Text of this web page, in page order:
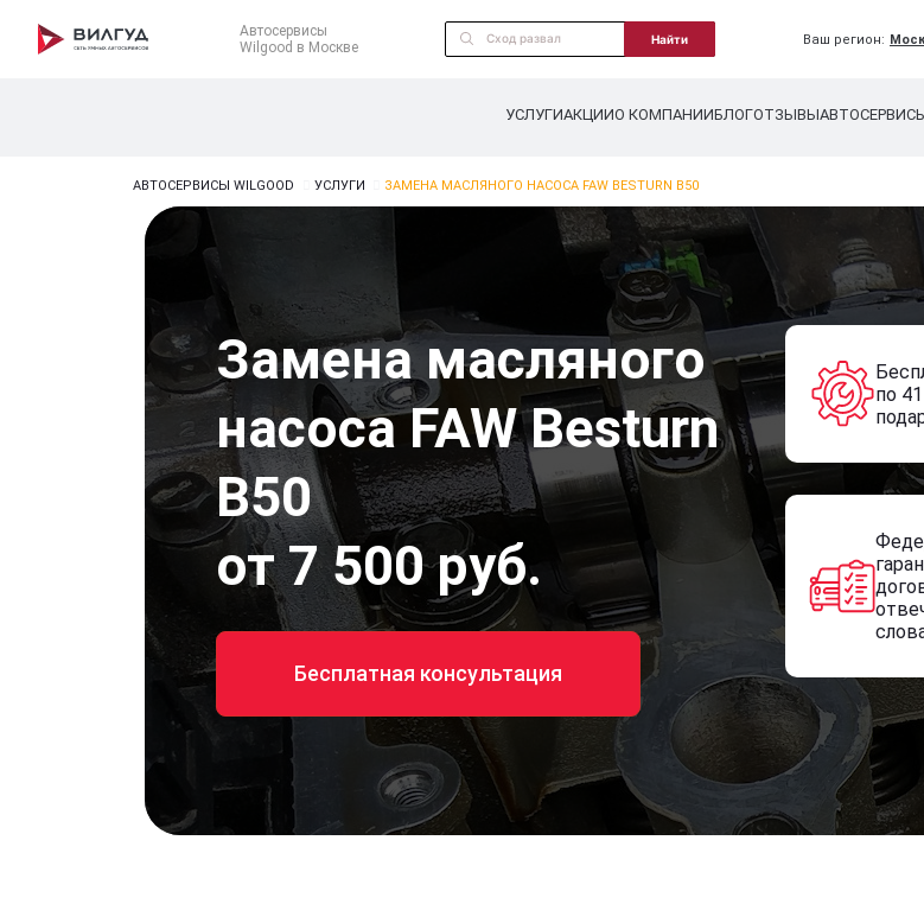
Автосервисы
Wilgood в Москве
Найти Ваш регион:
УСЛУГИАКЦИИО КОМПАНИИБЛОГОТЗЫВЫ
АВТОСЕРВИСЫ WILGOOD УСЛУГИ ЗАМЕНА МАСЛЯНОГО НАСОСА FAW BESTURN B50
Замена масляного
насоса FAW Besturn
B50
от 7 500 руб.
Бесплатная консультация
по